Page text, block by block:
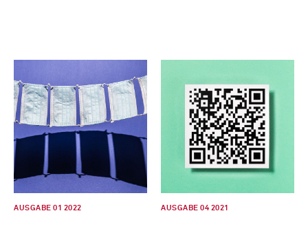
AUSGABE 01 2022 AUSGABE 04 2021